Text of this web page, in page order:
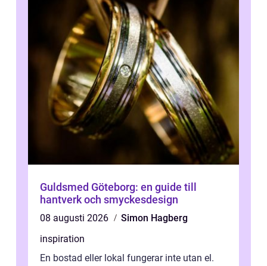
Guldsmed Göteborg: en guide till
hantverk och smyckesdesign
08 augusti 2026
Simon Hagberg
inspiration
En bostad eller lokal fungerar inte utan el.